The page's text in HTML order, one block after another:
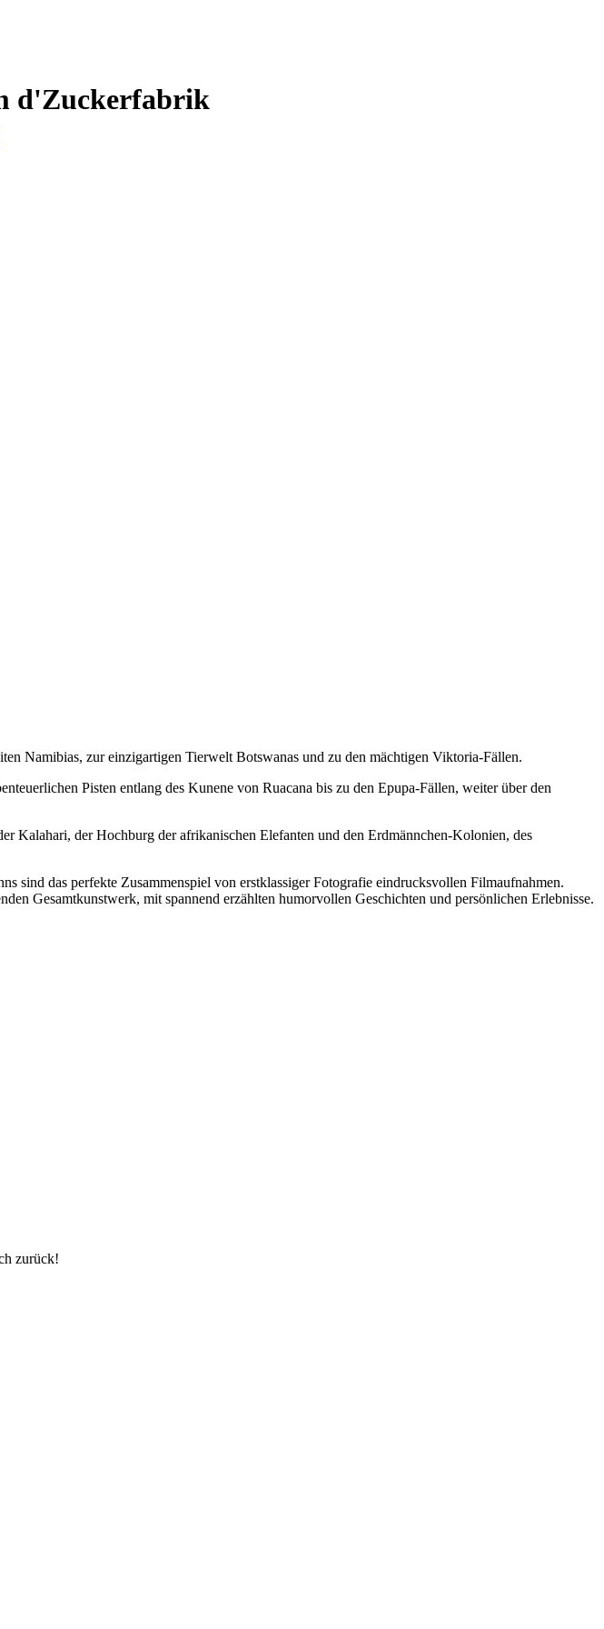
Namibias, zur einzigartigen Tierwelt Botswanas und zu den mächtigen Viktoria-Fällen.
Pisten entlang des Kunene von Ruacana bis zu den Epupa-Fällen, weiter über den
Kalahari, der Hochburg der afrikanischen Elefanten und den Erdmännchen-Kolonien, des
sind das perfekte Zusammenspiel von erstklassiger Fotografie eindrucksvollen Filmaufnahmen.
Gesamtkunstwerk, mit spannend erzählten humorvollen Geschichten und persönlichen Erlebnisse.
zurück!